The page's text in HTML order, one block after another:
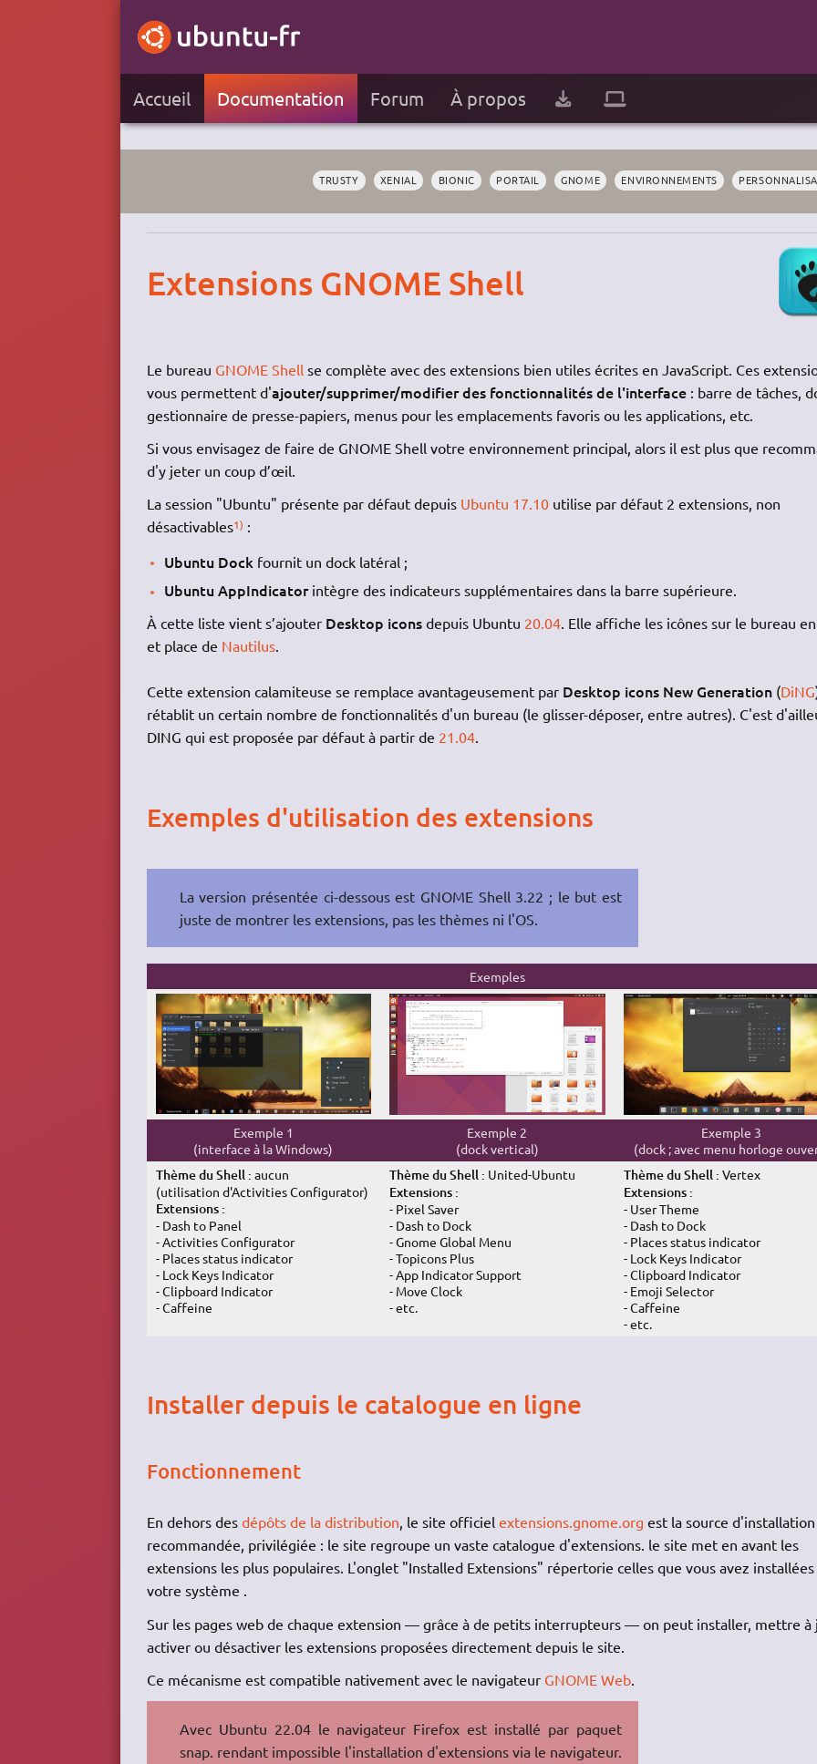
Accueil Documentation Forum À propos
TRUSTY XENIAL BIONIC PORTAIL GNOME ENVIRONNEMENTS
Extensions GNOME Shell
Le bureau GNOME Shell se complète avec des extensions bien utiles écrites en JavaScript. Ces
vous permettent d'ajouter/supprimer/modifier des fonctionnalités de l'interface: barre de tâches,
gestionnaire de presse-papiers, menus pour les emplacements favoris ou les applications, etc.
Si vous envisagez de faire de GNOME Shell votre environnement principal, alors il est plus que
d'y jeter un coup d’œil.
La session "Ubuntu" présente par défaut depuis Ubuntu 17.10utilise par défaut 2 extensions, non
désactivables1) :
Ubuntu Dock fournit un dock latéral ;
Ubuntu AppIndicatorintègre des indicateurs supplémentaires dans la barre supérieure.
À cette liste vient s’ajouter Desktop iconsdepuis Ubuntu 20.04. Elle affiche les icônes sur le bureau
et place de Nautilus.
Cette extension calamiteuse se remplace avantageusement par Desktop icons New Generation(DiNG
rétablit un certain nombre de fonctionnalités d'un bureau (le glisser-déposer, entre autres). C'est
DING qui est proposée par défaut à partir de 21.04.
Exemples d'utilisation des extensions
La version présentée ci-dessous est GNOME Shell 3.22 ; le but est
juste de montrer les extensions, pas les thèmes ni l'OS
Exemples
Exemple 1
(interface à la Windows)
Exemple 2
(dock vertical)
Exemple 3
(dock ; avec menu horloge
Thème du Shell : aucun
(utilisation d'Activities Configurator)
Extensions :
- Dash to Panel
- Activities Configurator
- Places status indicator
- Lock Keys Indicator
- Clipboard Indicator
- Caffeine
Thème du Shell : United-Ubuntu
Extensions :
- Pixel Saver
- Dash to Dock
- Gnome Global Menu
- Topicons Plus
- App Indicator Support
- Move Clock
- etc.
Thème du Shell : Vertex
Extensions :
- User Theme
- Dash to Dock
- Places status indicator
- Lock Keys Indicator
- Clipboard Indicator
- Emoji Selector
- Caffeine
- etc.
Installer depuis le catalogue en ligne
Fonctionnement
En dehors des dépôts de la distribution, le site officiel extensions.gnome.org est la source d'installation
recommandée, privilégiée : le site regroupe un vaste catalogue d'extensions. le site met en avant les
extensions les plus populaires. L'onglet "Installed Extensions" répertorie celles que vous avez installées
votre système .
Sur les pages web de chaque extension — grâce à de petits interrupteurs — on peut installer, mettre à
activer ou désactiver les extensions proposées directement depuis le site.
Ce mécanisme est compatible nativement avec le navigateur GNOME Web.
Avec Ubuntu 22.04 le navigateur Firefox est installé par paquet
snap. rendant impossible l'installation d'extensions via le navigateur.